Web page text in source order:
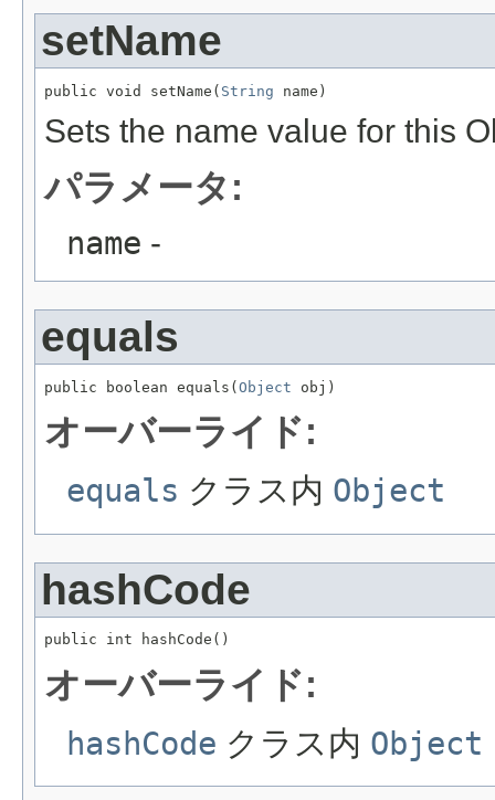
setName
public void setName( String name)
Sets the name value for this
パラメータ:
name -
equals
public boolean equals(Object obj)
オーバーライド:
equals クラス内 Object
hashCode
public int hashCode()
オーバーライド:
hashCode クラス内 Object